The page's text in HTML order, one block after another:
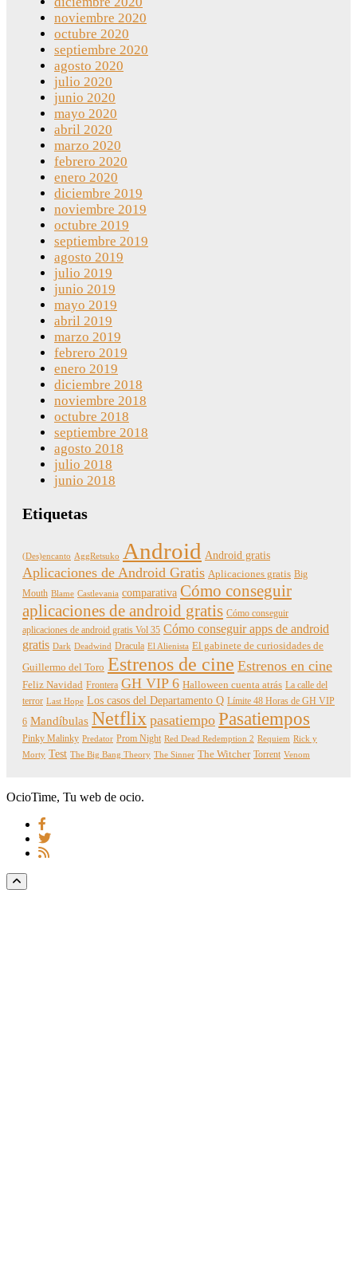
noviembre 2020
octubre 2020
septiembre 2020
agosto 2020
julio 2020
junio 2020
mayo 2020
abril 2020
marzo 2020
febrero 2020
enero 2020
diciembre 2019
noviembre 2019
octubre 2019
septiembre 2019
agosto 2019
julio 2019
junio 2019
mayo 2019
abril 2019
marzo 2019
febrero 2019
enero 2019
diciembre 2018
noviembre 2018
octubre 2018
septiembre 2018
agosto 2018
julio 2018
junio 2018
Etiquetas
(Des)encanto AggRetsuko Android Android gratis
Aplicaciones de Android Gratis Aplicaciones gratis Big
Mouth Blame Castlevania comparativa Cómo conseguir
aplicaciones de android gratis Cómo conseguir
aplicaciones de android gratis Vol 35 Cómo conseguir apps de android
gratis Dark Deadwind Dracula El Alienista El gabinete de curiosidades de
Guillermo del Toro Estrenos de cine Estrenos en cine
Feliz Navidad Frontera GH VIP 6 Halloween cuenta atrás La calle del
terror Last Hope Los casos del Departamento Q Límite 48 Horas de GH VIP
6 Mandíbulas Netflix pasatiempo Pasatiempos
Pinky Malinky Predator Prom Night Red Dead Redemption 2 Requiem Rick y
Morty Test The Big Bang Theory The Sinner The Witcher Torrent Venom
OcioTime, Tu web de ocio.